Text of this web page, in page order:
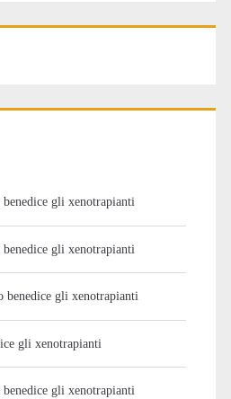
gli xenotrapianti
gli xenotrapianti
benedice gli xenotrapianti
gli xenotrapianti
gli xenotrapianti